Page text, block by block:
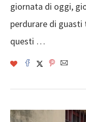
giornata di oggi,
perdurare di
questi …